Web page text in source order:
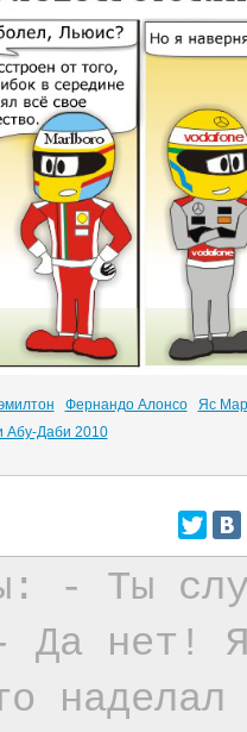
Фернандо Алонсо
Яс
Абу-Даби 2010
- Ты
Да нет! Я
наделал